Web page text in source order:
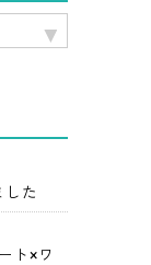
た
ト×ワ